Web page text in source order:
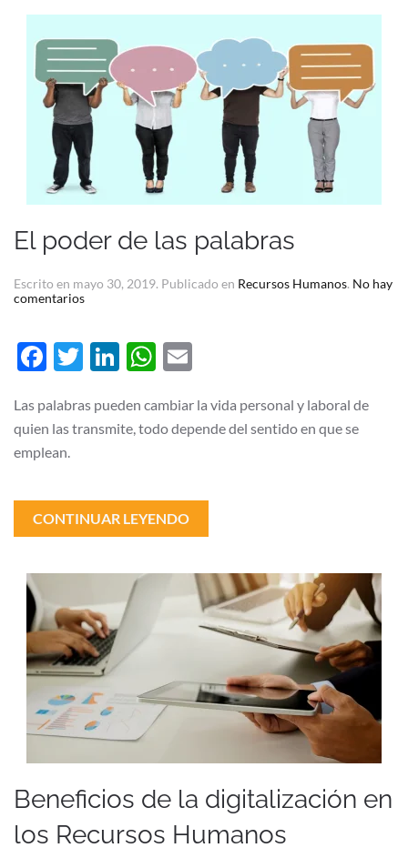
El poder de las palabras
Escrito en mayo 30, 2019. Publicado en Recursos Humanos. No hay
comentariosen
de
las
palabras
Facebook
Twitter
LinkedIn
WhatsApp
Las palabras pueden cambiar la vida personal y laboral de
quien las transmite, todo depende del sentido en que se
emplean.
CONTINUAR LEYENDO
Beneficios de la digitalización en
los Recursos Humanos